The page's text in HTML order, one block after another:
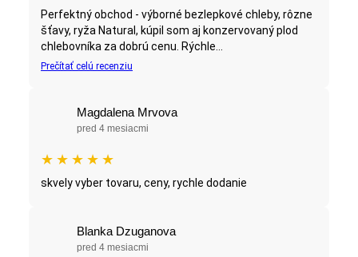
Perfektný obchod - výborné bezlepkové chleby, rôzne
šťavy, ryža Natural, kúpil som aj konzervovaný plod
chlebovníka za dobrú cenu. Rýchle...
Prečítať celú recenziu
Magdalena Mrvova
pred 4 mesiacmi
★ ★ ★ ★ ★
skvely vyber tovaru, ceny, rychle dodanie
Blanka Dzuganova
pred 4 mesiacmi